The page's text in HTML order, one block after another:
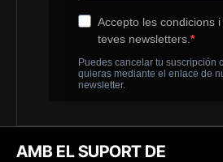
AMB EL SUPORT DE